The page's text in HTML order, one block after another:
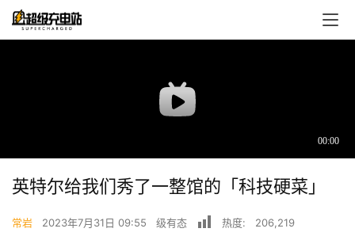
首
英特尔给我们秀了一整馆的「科技硬菜」
常岩 2023年7月31日 09:55 级有态 热度: 206,219